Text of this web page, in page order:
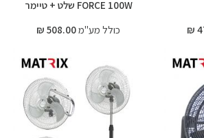
FORCE 100W שלט + טיימר
כולל מע"מ508.00 ₪